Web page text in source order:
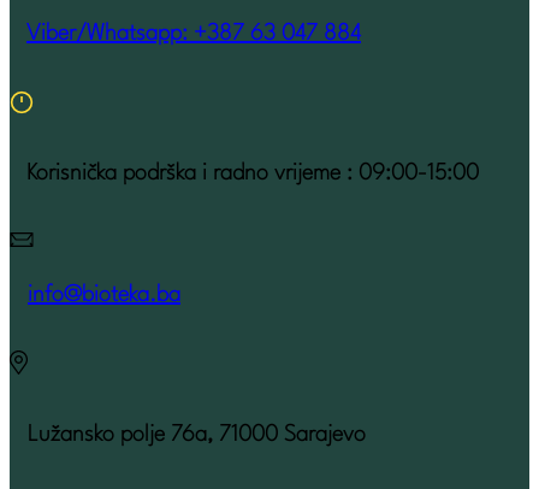
Viber/Whatsapp: +387 63 047 884
Korisnička podrška i radno vrijeme : 09:00-15:00
info@bioteka.ba
Lužansko polje 76a, 71000 Sarajevo